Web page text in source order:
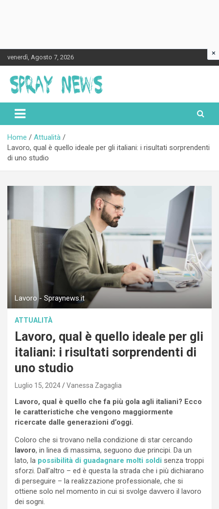
to
content
venerdì, Agosto 7, 2026
Spraynews.it
Home
Attualità
Lavoro, qual è quello ideale per gli italiani: i risultati sorprendenti
di uno studio
Lavoro - Spraynews.it
ATTUALITÀ
Lavoro, qual è quello ideale per gli
italiani: i risultati sorprendenti di
uno studio
Luglio 15, 2024 Vanessa Zagaglia
Lavoro, qual è quello che fa più gola agli italiani? Ecco
le caratteristiche che vengono maggiormente
ricercate dalle generazioni d’oggi.
Coloro che si trovano nella condizione di star cercando
lavoro, in linea di massima, seguono due principi. Da un
lato, la possibilità di guadagnare molti soldi senza troppi
sforzi. Dall’altro – ed è questa la strada che i più dichiarano
di perseguire – la realizzazione professionale, che si
ottiene solo nel momento in cui si svolge davvero il lavoro
dei sogni.
×